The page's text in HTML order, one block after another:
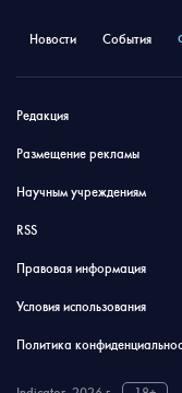
Новости События
Редакция
Размещение рекламы
Научным учреждениям
RSS
Правовая информация
Условия использования
Политика